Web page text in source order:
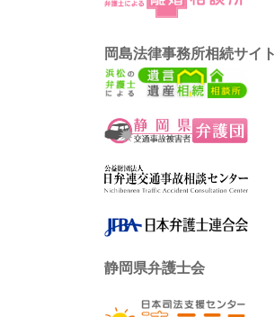
岡島法律事務所相続サイト
静岡県弁護士会